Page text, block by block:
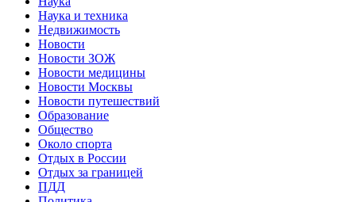
Наука и техника
Недвижимость
Новости
Новости ЗОЖ
Новости медицины
Новости Москвы
Новости путешествий
Образование
Общество
Около спорта
Отдых в России
Отдых за границей
ПДД